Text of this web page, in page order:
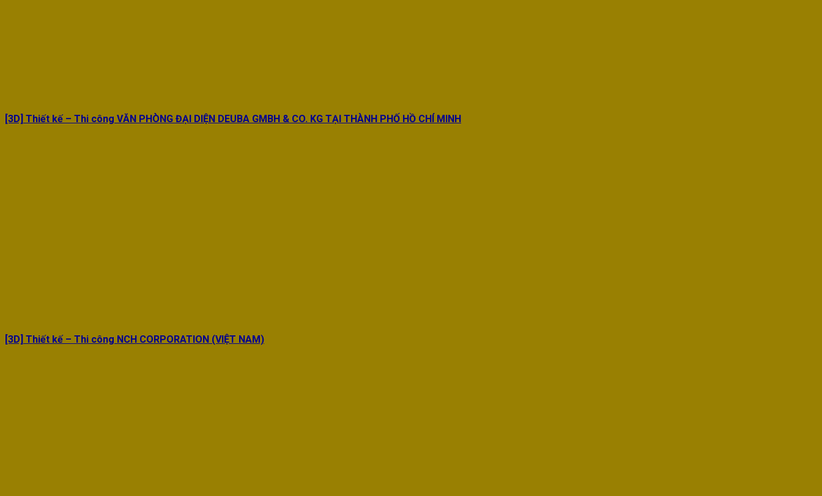
[3D] Thiết kế – Thi công VĂN PHÒNG ĐẠI DIỆN DEUBA GMBH & CO. KG TẠI THÀNH PHỐ HỒ CHÍ MINH
[3D] Thiết kế – Thi công NCH CORPORATION (VIỆT NAM)